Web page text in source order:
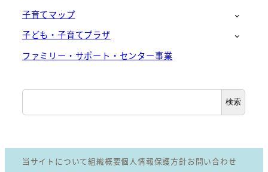
子育てマップ
子ども・子育てプラザ
ファミリー・サポート・センター事業
検
索
検索
当サイトについて組織概要個人情報保護方針お問い合わせ